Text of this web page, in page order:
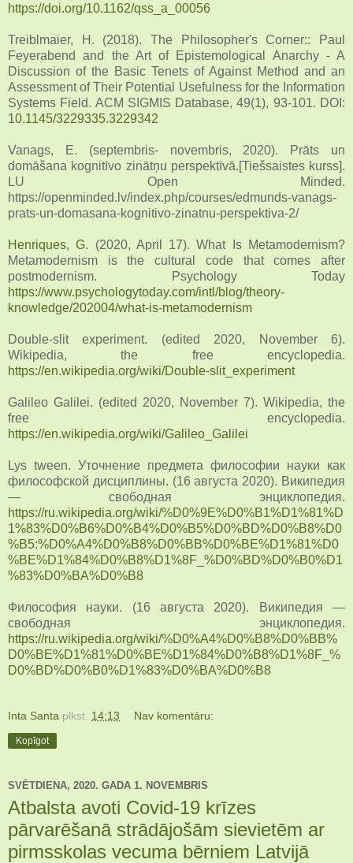
https://doi.org/10.1162/qss_a_00056
Treiblmaier, H. (2018). The Philosopher's Corner:: Paul
Feyerabend and the Art of Epistemological Anarchy - A
Discussion of the Basic Tenets of Against Method and an
Assessment of Their Potential Usefulness for the Information
Systems Field. ACM SIGMIS Database, 49(1), 93-101. DOI:
10.1145/3229335.3229342
Vanags, E. (septembris- novembris, 2020). Prāts un
domāšana kognitīvo zinātņu perspektīvā.[Tiešsaistes kurss].
LU Open Minded.
https://openminded.lv/index.php/courses/edmunds-vanags-
prats-un-domasana-kognitivo-zinatnu-perspektiva-2/
Henriques, G. (2020, April 17). What Is Metamodernism?
Metamodernism is the cultural code that comes after
postmodernism. Psychology Today
https://www.psychologytoday.com/intl/blog/theory-
knowledge/202004/what-is-metamodernism
Double-slit experiment. (edited 2020, November 6).
Wikipedia, the free encyclopedia.
https://en.wikipedia.org/wiki/Double-slit_experiment
Galileo Galilei. (edited 2020, November 7). Wikipedia, the
free encyclopedia.
https://en.wikipedia.org/wiki/Galileo_Galilei
Lys tween. Уточнение предмета философии науки как
философской дисциплины. (16 августа 2020). Википедия
— свободная энциклопедия.
https://ru.wikipedia.org/wiki/%D0%9E%D0%B1%D1%81%D
1%83%D0%B6%D0%B4%D0%B5%D0%BD%D0%B8%D0
%B5:%D0%A4%D0%B8%D0%BB%D0%BE%D1%81%D0
%BE%D1%84%D0%B8%D1%8F_%D0%BD%D0%B0%D1
%83%D0%BA%D0%B8
Философия науки. (16 августа 2020). Википедия —
свободная энциклопедия.
https://ru.wikipedia.org/wiki/%D0%A4%D0%B8%D0%BB%
D0%BE%D1%81%D0%BE%D1%84%D0%B8%D1%8F_%
D0%BD%D0%B0%D1%83%D0%BA%D0%B8
Inta Santa plkst. 14:13 Nav komentāru:
Kopīgot
SVĒTDIENA, 2020. GADA 1. NOVEMBRIS
Atbalsta avoti Covid-19 krīzes
pārvarēšanā strādājošām sievietēm ar
pirmsskolas vecuma bērniem Latvijā